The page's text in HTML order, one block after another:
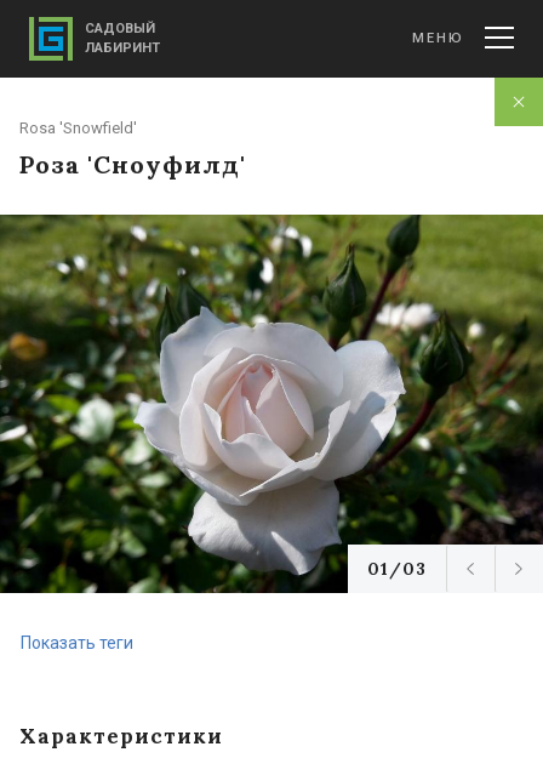
Rosa 'Snowfield'
Роза 'Сноуфилд'
01/03
Показать теги
Характеристики
САДОВЫЙ
ЛАБИРИНТ
МЕНЮ